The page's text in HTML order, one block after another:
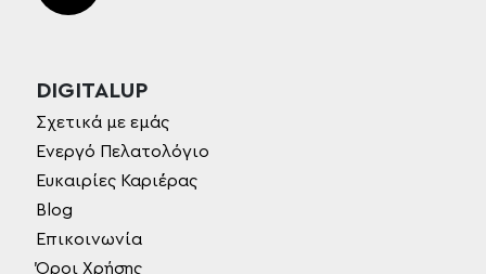
DIGITALUP
Σχετικά με εμάς
Ενεργό Πελατολόγιο
Ευκαιρίες Καριέρας
Blog
Επικοινωνία
Όροι Χρήσης